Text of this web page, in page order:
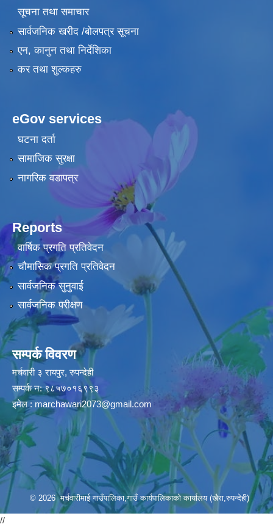
सूचना तथा समाचार
सार्वजनिक खरीद /बोलपत्र सूचना
एन, कानुन तथा निर्देशिका
कर तथा शुल्कहरु
eGov services
घटना दर्ता
सामाजिक सुरक्षा
नागरिक वडापत्र
Reports
वार्षिक प्रगति प्रतिवेदन
चौमासिक प्रगति प्रतिवेदन
सार्वजनिक सुनुवाई
सार्वजनिक परीक्षण
सम्पर्क विवरण
मर्चवारी ३ रायपुर, रुपन्देही
सम्पर्क न: ९८५७०१६९९३
इमेल : marchawari2073@gmail.com
© 2026 मर्चवारीमाई गाउँपालिका,गाउँ कार्यपालिकाको कार्यालय (खैरा,रुपन्देही)
//